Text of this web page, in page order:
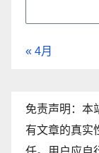
« 4月
免责声明：本
有文章的真实